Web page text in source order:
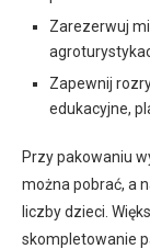
Zarezerwuj
Zapewnij
edukacyjne,
Przy pakowaniu
można pobrać, a
liczby dzieci.
skompletowanie